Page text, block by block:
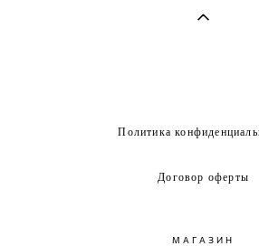
Политика
Договор оферты
МАГАЗИН